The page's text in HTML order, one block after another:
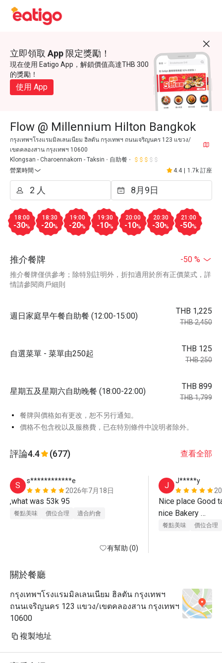
立即領取 App 限定獎勵！
現在使用 Eatigo App，解鎖價值高達THB 300
的獎勵！
使用 App
Flow @ Millennium Hilton Bangkok
กรุงเทพฯโรงแรมมิลเลนเนียม ฮิลตัน กรุงเทพฯ ถนนเจริญนคร 123 แขวง/
เขตคลองสาน กรุงเทพฯ 10600
Klongsan - Charoennakorn - Taksin
自助餐
營業時間
4.4 1.7k 訂座
18:00
-30%
18:30
-20%
19:00
-20%
19:30
-10%
20:00
-10%
20:30
-30%
21:00
-50%
推介餐牌 -50 %
推介餐牌僅供參考；除特別註明外，折扣適用於所有正價菜式，詳
情請參閱商戶細則
週日家庭早午餐自助餐 (12:00-15:00)
THB 1,225
THB 2,450
自選菜單 - 菜單由250起
THB 125
THB 250
星期五及星期六自助晚餐 (18:00-22:00)
THB 899
THB 1,799
餐牌與價格如有更改，恕不另行通知。
價格不包含稅以及服務費，已在特別條件中說明者除外。
評論4.4 (677) 查看全部
S
s************e
2026年7月18日
,what was 53k 95
餐點美味 價位合理 適合約會
有幫助 (0)
J
J*****y
Nice place Good
nice Bakery
Nice service
餐點美味 價位合理
關於餐廳
กรุงเทพฯโรงแรมมิลเลนเนียม ฮิลตัน กรุงเทพฯ
ถนนเจริญนคร 123 แขวง/เขตคลองสาน กรุงเทพฯ
10600
複製地址